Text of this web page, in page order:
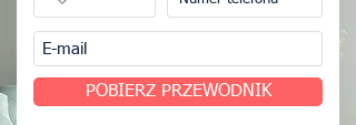
POBIERZ PRZEWODNIK